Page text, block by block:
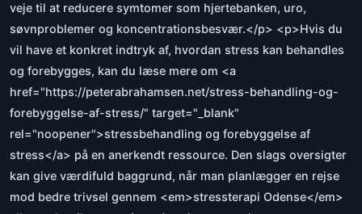
veje til at reducere symtomer som hjertebanken, uro,
søvnproblemer og koncentrationsbesvær.</p> <p>Hvis du
vil have et konkret indtryk af, hvordan stress kan behandles
og forebygges, kan du læse mere om <a
href="https://peterabrahamsen.net/stress-behandling-og-
forebyggelse-af-stress/" target="_blank"
rel="noopener">stressbehandling og forebyggelse af
stress</a> på en anerkendt ressource. Den slags oversigter
kan give værdifuld baggrund, når man planlægger en rejse
mod bedre trivsel gennem <em>stressterapi Odense</em>